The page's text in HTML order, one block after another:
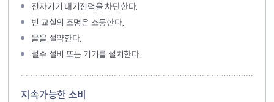
전자기기 대기전력을 차단한다.
빈 교실의 조명은 소등한다.
물을 절약한다.
절수 설비 또는 기기를 설치한다.
지속가능한 소비